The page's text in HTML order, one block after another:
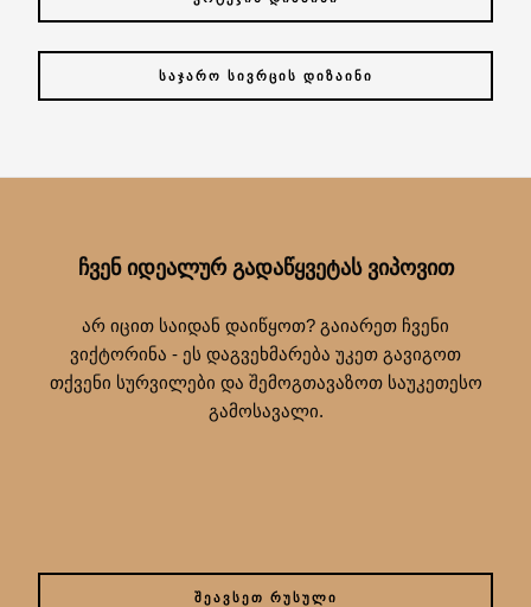
ᲡᲐᲯᲐᲠᲝ ᲡᲘᲕᲠᲪᲘᲡ ᲓᲘᲖᲐᲘᲜᲘ
ᲩᲕᲔᲜ ᲘᲓᲔᲐᲚᲣᲠ ᲒᲐᲓᲐᲬᲧᲕᲔᲢᲐᲡ ᲕᲘᲞᲝᲕᲘᲗ
არ იცით საიდან დაიწყოთ? გაიარეთ ჩვენი
ვიქტორინა - ეს დაგვეხმარება უკეთ გავიგოთ
თქვენი სურვილები და შემოგთავაზოთ საუკეთესო
გამოსავალი.
ᲨᲔᲐᲕᲡᲔᲗ ᲠᲣᲡᲣᲚᲘ